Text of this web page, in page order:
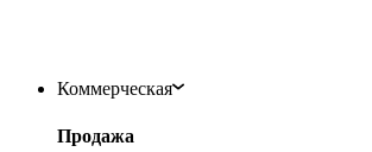
Коммерческая
Продажа